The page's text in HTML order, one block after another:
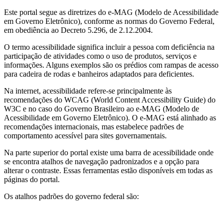
Este portal segue as diretrizes do e-MAG (Modelo de Acessibilidade
em Governo Eletrônico), conforme as normas do Governo Federal,
em obediência ao Decreto 5.296, de 2.12.2004.
O termo acessibilidade significa incluir a pessoa com deficiência na
participação de atividades como o uso de produtos, serviços e
informações. Alguns exemplos são os prédios com rampas de acesso
para cadeira de rodas e banheiros adaptados para deficientes.
Na internet, acessibilidade refere-se principalmente às
recomendações do WCAG (World Content Accessibility Guide) do
W3C e no caso do Governo Brasileiro ao e-MAG (Modelo de
Acessibilidade em Governo Eletrônico). O e-MAG está alinhado as
recomendações internacionais, mas estabelece padrões de
comportamento acessível para sites governamentais.
Na parte superior do portal existe uma barra de acessibilidade onde
se encontra atalhos de navegação padronizados e a opção para
alterar o contraste. Essas ferramentas estão disponíveis em todas as
páginas do portal.
Os atalhos padrões do governo federal são: